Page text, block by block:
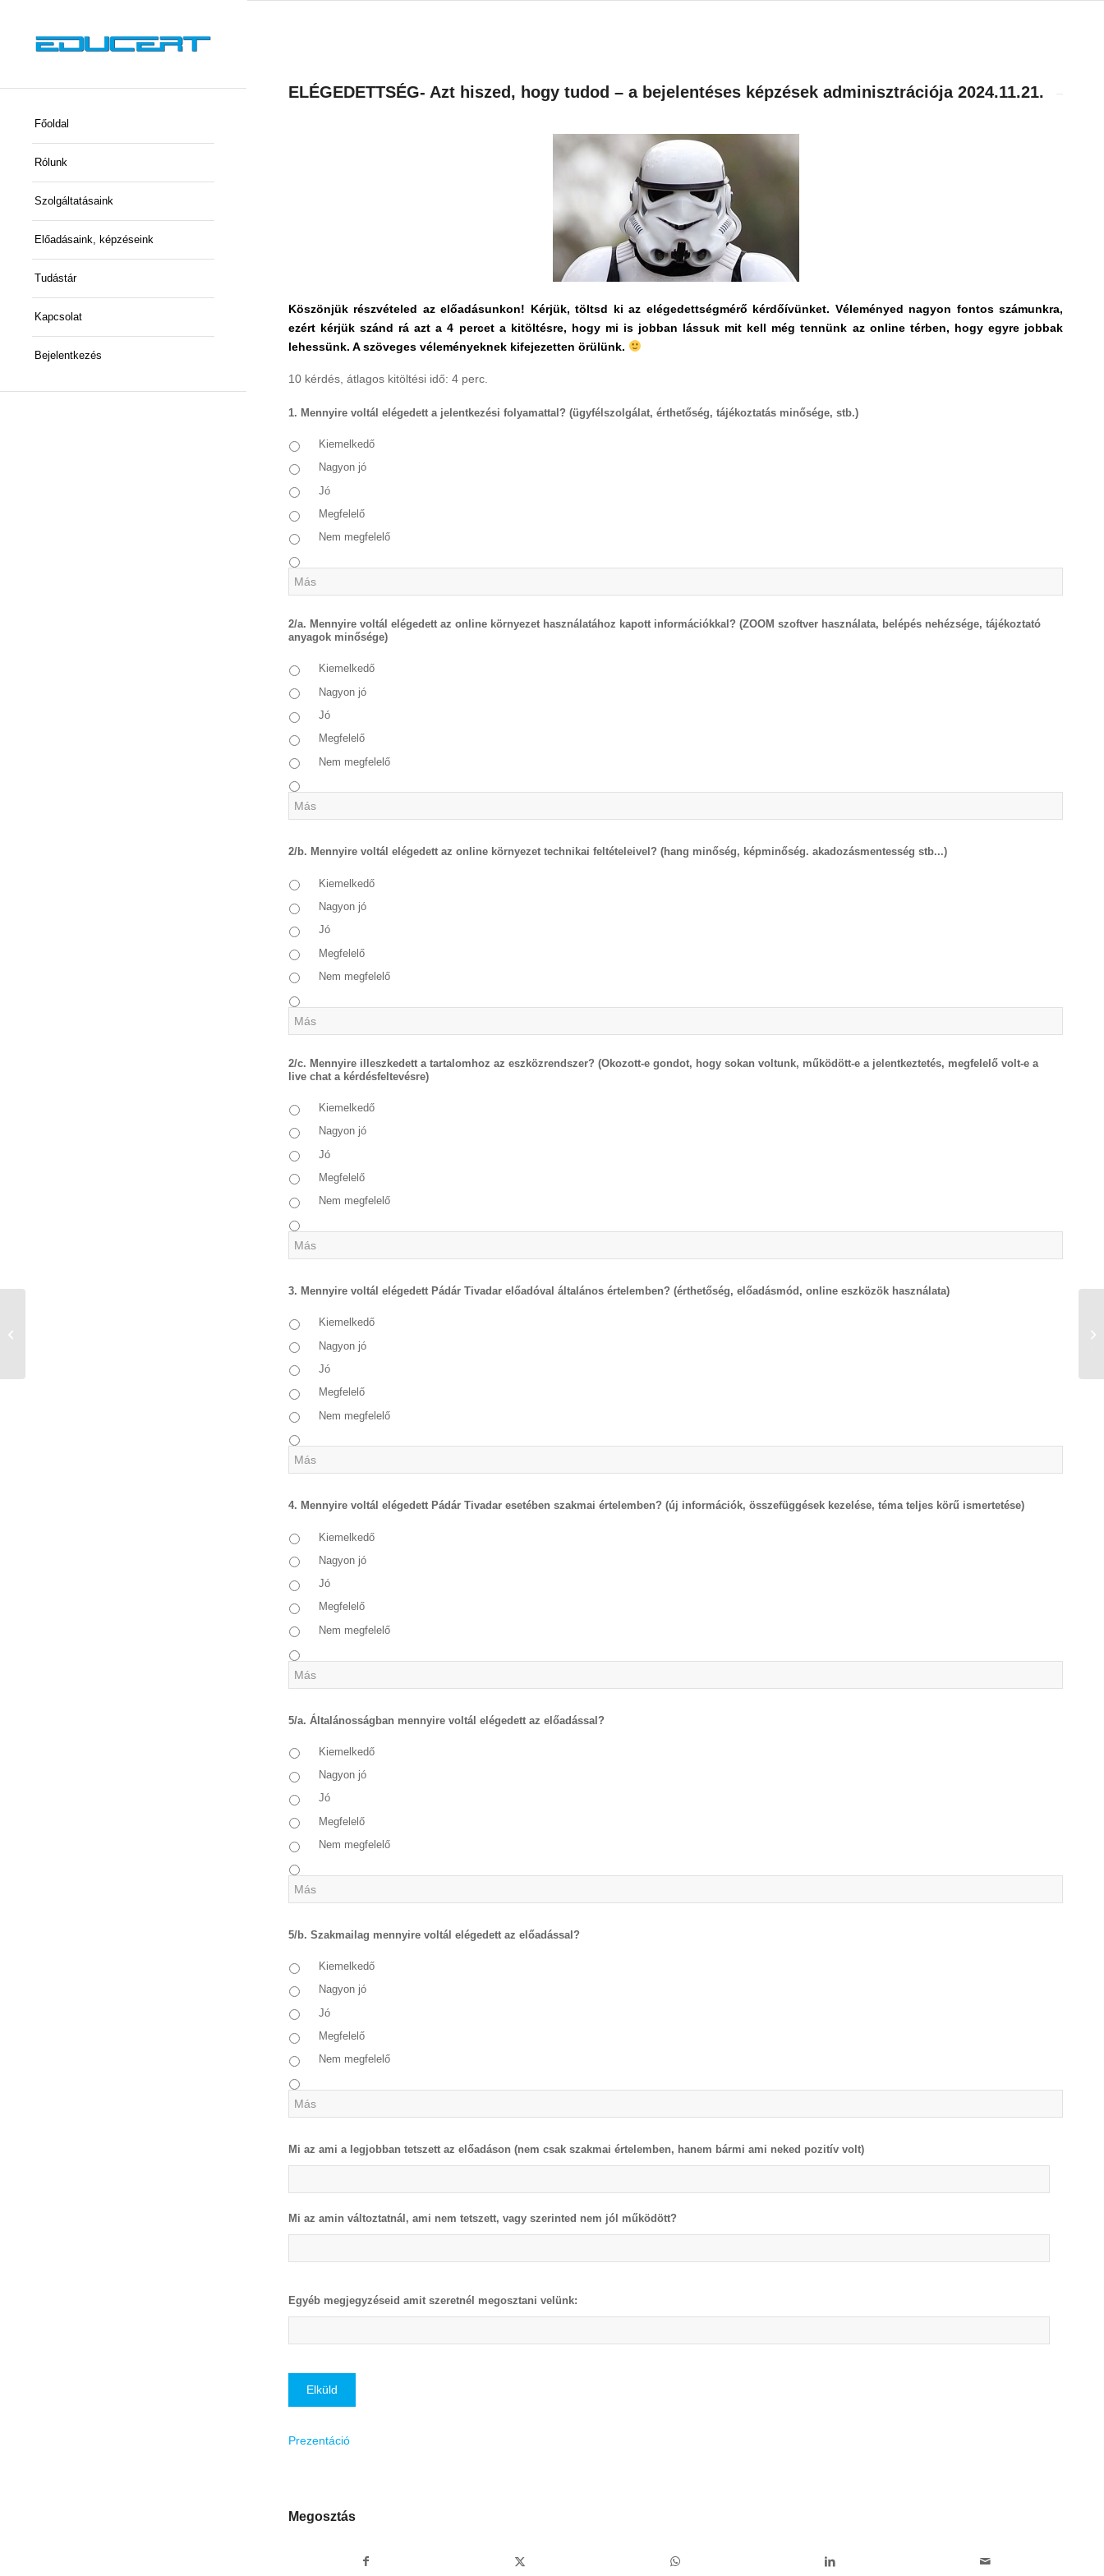
Főoldal
Rólunk
Szolgáltatásaink
Előadásaink, képzéseink
Tudástár
Kapcsolat
Bejelentkezés
ELÉGEDETTSÉG- Azt hiszed, hogy tudod – a bejelentéses képzések adminisztrációja 2024.11.21.
Köszönjük részvételed az előadásunkon! Kérjük, töltsd ki az elégedettségmérő kérdőívünket. Véleményed nagyon fontos számunkra,
ezért kérjük szánd rá azt a 4 percet a kitöltésre, hogy mi is jobban lássuk mit kell még tennünk az online térben, hogy egyre jobbak
lehessünk. A szöveges véleményeknek kifejezetten örülünk.
10 kérdés, átlagos kitöltési idő: 4 perc.
1. Mennyire voltál elégedett a jelentkezési folyamattal? (ügyfélszolgálat, érthetőség, tájékoztatás minősége, stb.)
Kiemelkedő
Nagyon jó
Jó
Megfelelő
Nem megfelelő
2/a. Mennyire voltál elégedett az online környezet használatához kapott információkkal? (ZOOM szoftver használata, belépés nehézsége, tájékoztató
anyagok minősége)
Kiemelkedő
Nagyon jó
Jó
Megfelelő
Nem megfelelő
2/b. Mennyire voltál elégedett az online környezet technikai feltételeivel? (hang minőség, képminőség. akadozásmentesség stb...)
Kiemelkedő
Nagyon jó
Jó
Megfelelő
Nem megfelelő
2/c. Mennyire illeszkedett a tartalomhoz az eszközrendszer? (Okozott-e gondot, hogy sokan voltunk, működött-e a jelentkeztetés, megfelelő volt-e a
live chat a kérdésfeltevésre)
Kiemelkedő
Nagyon jó
Jó
Megfelelő
Nem megfelelő
3. Mennyire voltál elégedett Pádár Tivadar előadóval általános értelemben? (érthetőség, előadásmód, online eszközök használata)
Kiemelkedő
Nagyon jó
Jó
Megfelelő
Nem megfelelő
4. Mennyire voltál elégedett Pádár Tivadar esetében szakmai értelemben? (új információk, összefüggések kezelése, téma teljes körű ismertetése)
Kiemelkedő
Nagyon jó
Jó
Megfelelő
Nem megfelelő
5/a. Általánosságban mennyire voltál elégedett az előadással?
Kiemelkedő
Nagyon jó
Jó
Megfelelő
Nem megfelelő
5/b. Szakmailag mennyire voltál elégedett az előadással?
Kiemelkedő
Nagyon jó
Jó
Megfelelő
Nem megfelelő
Mi az ami a legjobban tetszett az előadáson (nem csak szakmai értelemben, hanem bármi ami neked pozitív volt)
Mi az amin változtatnál, ami nem tetszett, vagy szerinted nem jól működött?
Egyéb megjegyzéseid amit szeretnél megosztani velünk:
Prezentáció
Megosztás